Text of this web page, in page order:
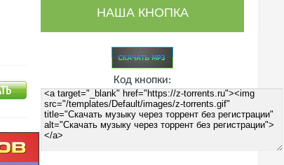
НАША КНОПКА
Код кнопки: